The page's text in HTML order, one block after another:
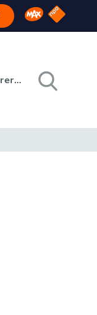
Omroep MAX
NPO
Registreren